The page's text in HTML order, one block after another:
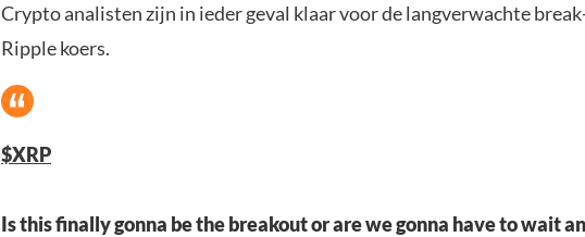
Crypto analisten zijn in ieder geval klaar voor de langverwachte
Ripple koers.
$XRP
Is this finally gonna be the breakout or are we gonna have to wait